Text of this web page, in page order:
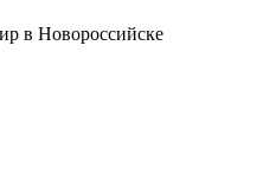
в Новороссийске